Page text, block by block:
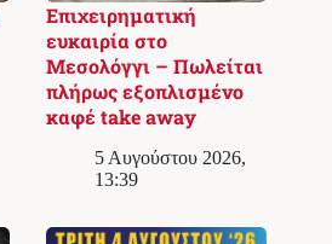
Επιχειρηματική
ευκαιρία στο
Μεσολόγγι – Πωλείται
πλήρως εξοπλισμένο
καφέ take away
5 Αυγούστου 2026,
13:39